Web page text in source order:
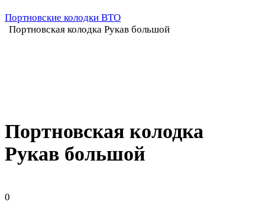
Портновские колодки ВТО
Портновская колодка Рукав большой
Портновская колодка
Рукав большой
0